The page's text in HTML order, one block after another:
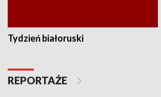
Tydzień białoruski
REPORTAŻE